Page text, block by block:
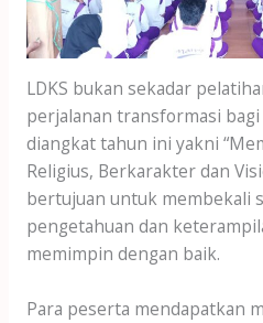
LDKS bukan sekadar
perjalanan transformasi
diangkat tahun ini yakni
Religius, Berkarakter dan
bertujuan untuk membekali
pengetahuan dan
memimpin dengan baik.
Para peserta mendapatkan